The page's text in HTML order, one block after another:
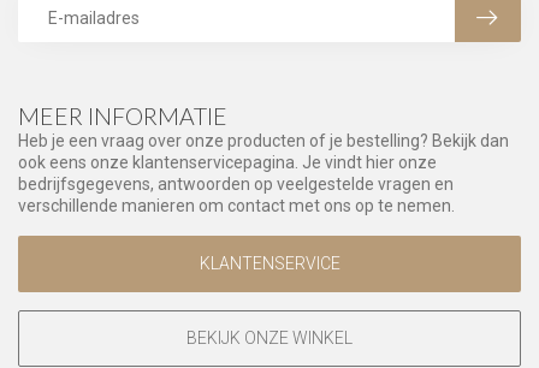
MEER INFORMATIE
Heb je een vraag over onze producten of je bestelling? Bekijk dan
ook eens onze klantenservicepagina. Je vindt hier onze
bedrijfsgegevens, antwoorden op veelgestelde vragen en
verschillende manieren om contact met ons op te nemen.
KLANTENSERVICE
BEKIJK ONZE WINKEL